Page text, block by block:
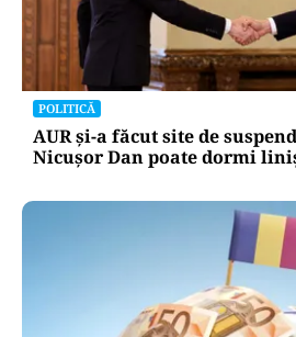
POLITICĂ
AUR și-a făcut site de
Nicușor Dan poate dormi